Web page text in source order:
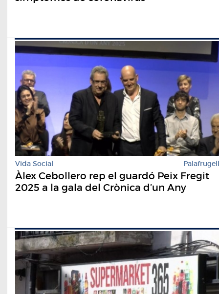
Vida Social Palafrugell
Àlex Cebollero rep el guardó Peix Fregit
2025 a la gala del Crònica d’un Any